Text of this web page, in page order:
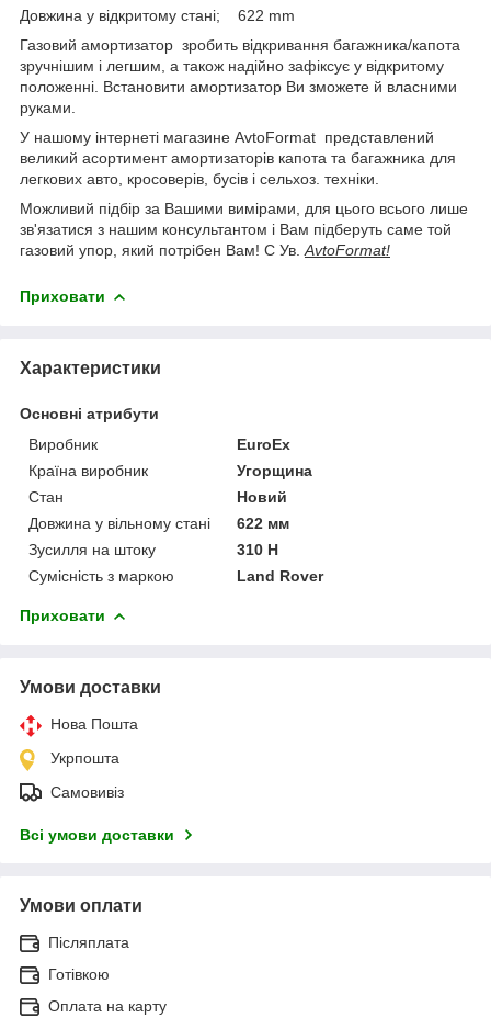
Довжина у відкритому стані; 622 mm
Газовий амортизатор зробить відкривання багажника/капота
зручнішим і легшим, а також надійно зафіксує у відкритому
положенні. Встановити амортизатор Ви зможете й власними
руками.
У нашому інтернеті магазине AvtoFormat представлений
великий асортимент амортизаторів капота та багажника для
легкових авто, кросоверів, бусів і сельхоз. техніки.
Можливий підбір за Вашими вимірами, для цього всього лише
зв'язатися з нашим консультантом і Вам підберуть саме той
газовий упор, який потрібен Вам! С Ув. AvtoFormat!
Приховати
Характеристики
Основні атрибути
Виробник
EuroEx
Країна виробник
Угорщина
Стан
Новий
Довжина у вільному стані
622 мм
Зусилля на штоку
310 Н
Сумісність з маркою
Land Rover
Приховати
Умови доставки
Нова Пошта
Укрпошта
Самовивіз
Всі умови доставки
Умови оплати
Післяплата
Готівкою
Оплата на карту